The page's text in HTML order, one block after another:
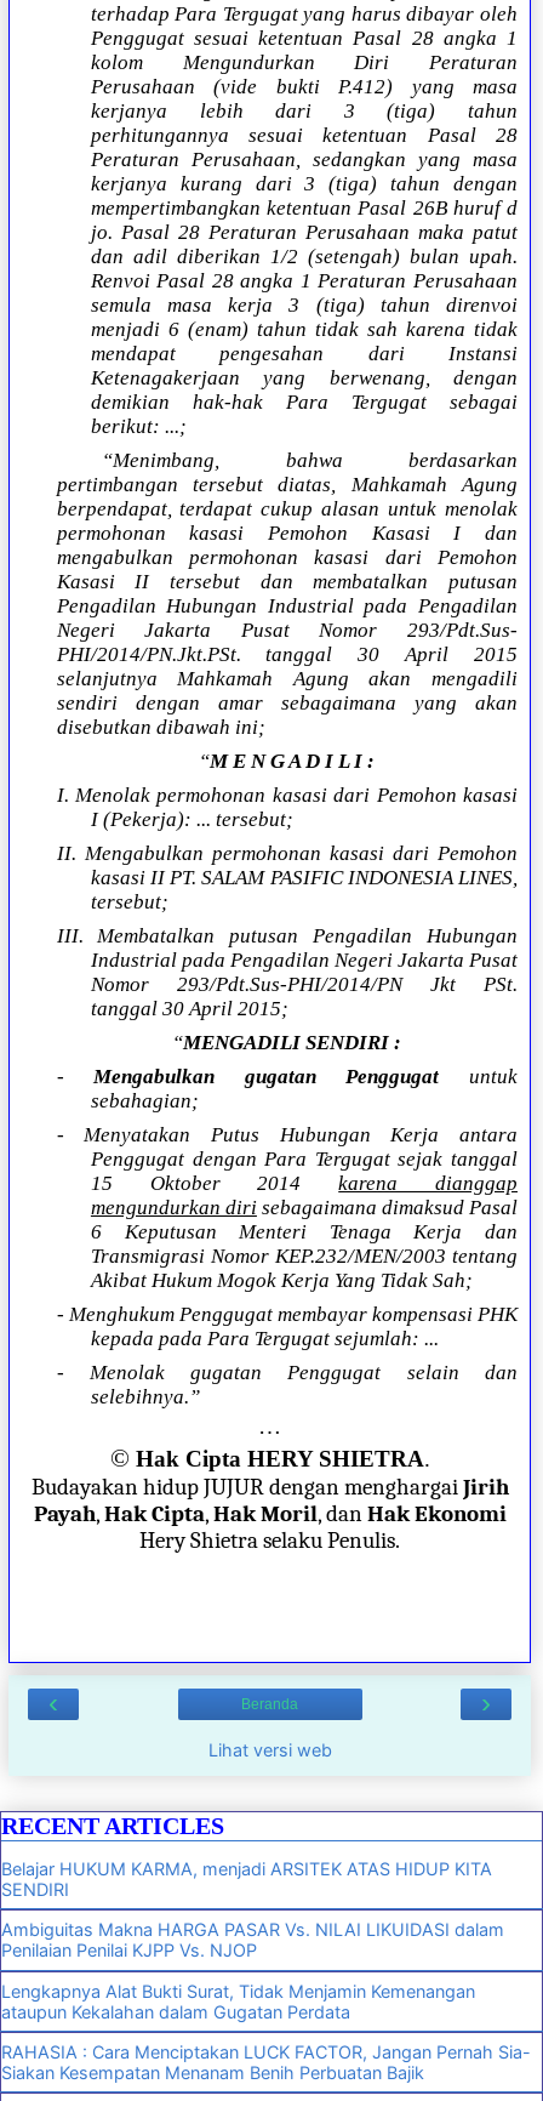
terhadap Para Tergugat yang harus dibayar oleh
Penggugat sesuai ketentuan Pasal 28 angka 1
kolom Mengundurkan Diri Peraturan
Perusahaan (vide bukti P.412) yang masa
kerjanya lebih dari 3 (tiga) tahun
perhitungannya sesuai ketentuan Pasal 28
Peraturan Perusahaan, sedangkan yang masa
kerjanya kurang dari 3 (tiga) tahun dengan
mempertimbangkan ketentuan Pasal 26B huruf d
jo. Pasal 28 Peraturan Perusahaan maka patut
dan adil diberikan 1/2 (setengah) bulan upah.
Renvoi Pasal 28 angka 1 Peraturan Perusahaan
semula masa kerja 3 (tiga) tahun direnvoi
menjadi 6 (enam) tahun tidak sah karena tidak
mendapat pengesahan dari Instansi
Ketenagakerjaan yang berwenang, dengan
demikian hak-hak Para Tergugat sebagai
berikut: ...;
“Menimbang, bahwa berdasarkan
pertimbangan tersebut diatas, Mahkamah Agung
berpendapat, terdapat cukup alasan untuk menolak
permohonan kasasi Pemohon Kasasi I dan
mengabulkan permohonan kasasi dari Pemohon
Kasasi II tersebut dan membatalkan putusan
Pengadilan Hubungan Industrial pada Pengadilan
Negeri Jakarta Pusat Nomor 293/Pdt.Sus-
PHI/2014/PN.Jkt.PSt. tanggal 30 April 2015
selanjutnya Mahkamah Agung akan mengadili
sendiri dengan amar sebagaimana yang akan
disebutkan dibawah ini;
“M E N G A D I L I :
I. Menolak permohonan kasasi dari Pemohon kasasi
I (Pekerja): ... tersebut;
II. Mengabulkan permohonan kasasi dari Pemohon
kasasi II PT. SALAM PASIFIC INDONESIA LINES,
tersebut;
III. Membatalkan putusan Pengadilan Hubungan
Industrial pada Pengadilan Negeri Jakarta Pusat
Nomor 293/Pdt.Sus-PHI/2014/PN Jkt PSt.
tanggal 30 April 2015;
“MENGADILI SENDIRI :
-Mengabulkan gugatan Penggugat untuk
sebahagian;
- Menyatakan Putus Hubungan Kerja antara
Penggugat dengan Para Tergugat sejak tanggal
15 Oktober 2014karena dianggap
mengundurkan diri sebagaimana dimaksud Pasal
6 Keputusan Menteri Tenaga Kerja dan
Transmigrasi Nomor KEP.232/MEN/2003 tentang
Akibat Hukum Mogok Kerja Yang Tidak Sah;
- Menghukum Penggugat membayar kompensasi PHK
kepada pada Para Tergugat sejumlah: ...
- Menolak gugatan Penggugat selain dan
selebihnya.”
…
© Hak Cipta HERY SHIETRA.
Budayakan hidup JUJUR dengan menghargaiJirih
Payah,Hak Cipta,Hak Moril, danHak Ekonomi
Hery Shietra selaku Penulis.
‹ ›
Beranda
Lihat versi web
RECENT ARTICLES
Belajar HUKUM KARMA, menjadi ARSITEK ATAS HIDUP KITA
SENDIRI
Ambiguitas Makna HARGA PASAR Vs. NILAI LIKUIDASI dalam
Penilaian Penilai KJPP Vs. NJOP
Lengkapnya Alat Bukti Surat, Tidak Menjamin Kemenangan
ataupun Kekalahan dalam Gugatan Perdata
RAHASIA : Cara Menciptakan LUCK FACTOR, Jangan Pernah Sia-
Siakan Kesempatan Menanam Benih Perbuatan Bajik